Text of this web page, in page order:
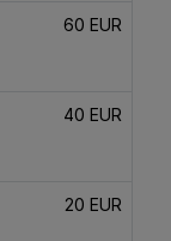
60 EUR
40 EUR
20 EUR